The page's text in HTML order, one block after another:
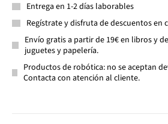
Entrega en 1-2 días laborables
Regístrate y disfruta de descuentos en
Envío gratis a partir de 19€ en libros y
juguetes y papelería.
Productos de robótica: no se aceptan
Contacta con atención al cliente.